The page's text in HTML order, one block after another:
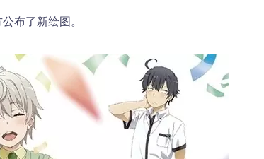
布了新绘图。